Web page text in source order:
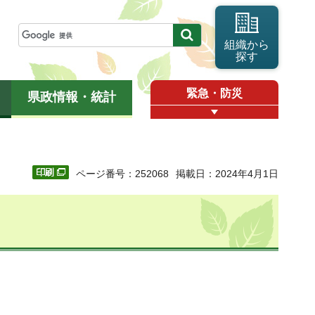
組織から
探す
県政情報・統計 緊急・防災
ページ番号：252068 掲載日：2024年4月1日